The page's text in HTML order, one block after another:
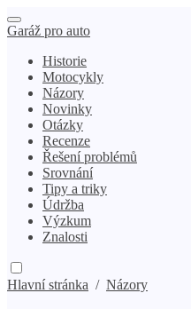
Garáž pro auto
Historie
Motocykly
Názory
Novinky
Otázky
Recenze
Řešení problémů
Srovnání
Tipy a triky
Údržba
Výzkum
Znalosti
Hlavní stránka / Názory